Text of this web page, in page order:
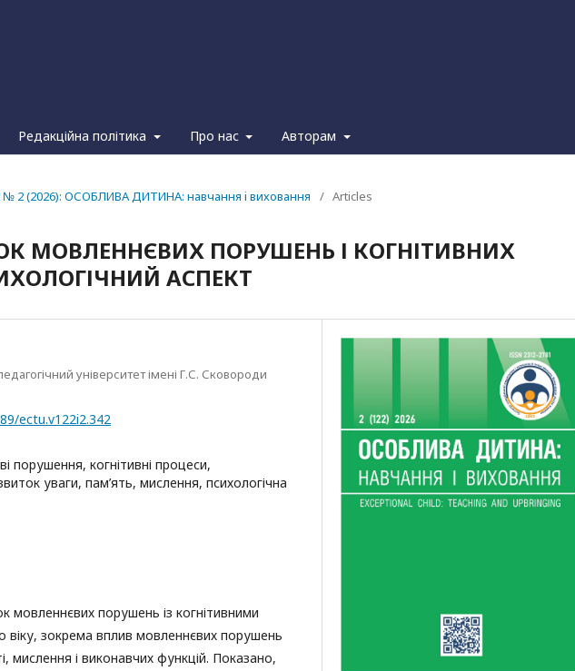
Редакційна політика Про нас Авторам
№ 2 (2026): ОСОБЛИВА ДИТИНА: навчання i виховання / Articles
МОВЛЕННЄВИХ ПОРУШЕНЬ І КОГНІТИВНИХ
АСПЕКТ
університет імені Г.С. Сковороди
ectu.v122i2.342
порушення, когнітивні процеси,
уваги, пам’ять, мислення, психологічна
мовленнєвих порушень із когнітивними
віку, зокрема вплив мовленнєвих порушень
мислення і виконавчих функцій. Показано,